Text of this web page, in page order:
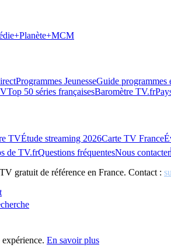
Planète+MCM
Programmes JeunesseGuide programmes
Top 50 séries françaisesBaromètre TV.fr
TVÉtude streaming 2026Carte TV France
de TV.frQuestions fréquentesNous contacter
gratuit de référence en France. Contact :
En savoir plus